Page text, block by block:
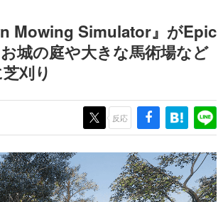
ニングナイトライブにて
ディレクターの浜口直樹
氏が登壇する予定
Mowing Simulator』がEpic
城の庭や大きな馬術場など
刈り
反応